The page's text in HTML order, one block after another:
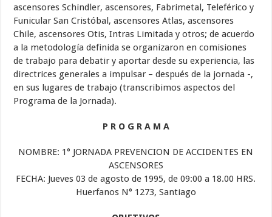
ascensores Schindler, ascensores, Fabrimetal, Teleférico y
Funicular San Cristóbal, ascensores Atlas, ascensores
Chile, ascensores Otis, Intras Limitada y otros; de acuerdo
a la metodología definida se organizaron en comisiones
de trabajo para debatir y aportar desde su experiencia, las
directrices generales a impulsar – después de la jornada -,
en sus lugares de trabajo (transcribimos aspectos del
Programa de la Jornada).
P R O G R A M A
NOMBRE: 1° JORNADA PREVENCION DE ACCIDENTES EN
ASCENSORES
FECHA: Jueves 03 de agosto de 1995, de 09:00 a 18.00 HRS.
Huerfanos N° 1273, Santiago